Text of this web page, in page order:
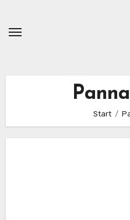
springen
Start